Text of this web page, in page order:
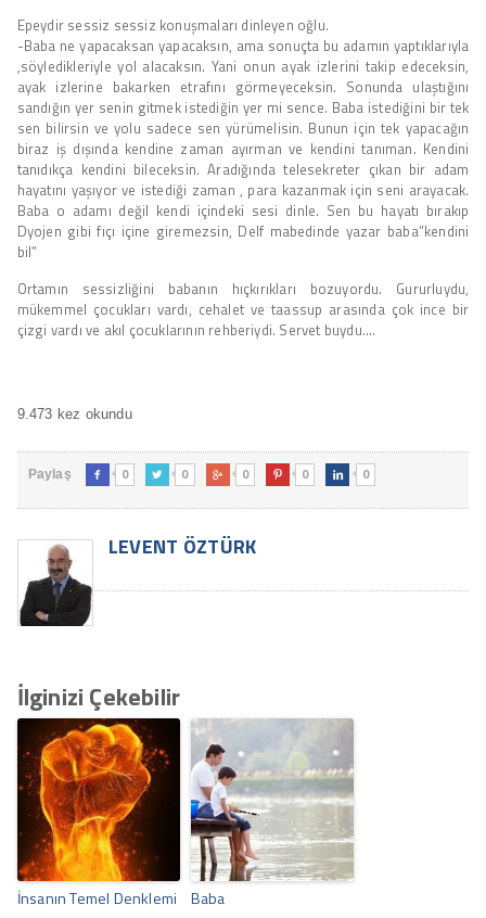
Epeydir sessiz sessiz konuşmaları dinleyen oğlu.
-Baba ne yapacaksan yapacaksın, ama sonuçta bu adamın yaptıklarıyla
,söyledikleriyle yol alacaksın. Yani onun ayak izlerini takip edeceksin,
ayak izlerine bakarken etrafını görmeyeceksin. Sonunda ulaştığını
sandığın yer senin gitmek istediğin yer mi sence. Baba istediğini bir tek
sen bilirsin ve yolu sadece sen yürümelisin. Bunun için tek yapacağın
biraz iş dışında kendine zaman ayırman ve kendini tanıman. Kendini
tanıdıkça kendini bileceksin. Aradığında telesekreter çıkan bir adam
hayatını yaşıyor ve istediği zaman , para kazanmak için seni arayacak.
Baba o adamı değil kendi içindeki sesi dinle. Sen bu hayatı bırakıp
Dyojen gibi fıçı içine giremezsin, Delf mabedinde yazar baba”kendini
bil”
Ortamın sessizliğini babanın hıçkırıkları bozuyordu. Gururluydu,
mükemmel çocukları vardı, cehalet ve taassup arasında çok ince bir
çizgi vardı ve akıl çocuklarının rehberiydi. Servet buydu….
9.473 kez okundu
Paylaş  0  0  0  0  0
LEVENT ÖZTÜRK
İlginizi Çekebilir
İnsanın Temel Denklemi Baba